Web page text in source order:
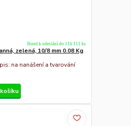
zelená, 10/8 mm 0.08 Kg
na nanášení a tvarování
Ihned k odeslání do 11h 111 ks